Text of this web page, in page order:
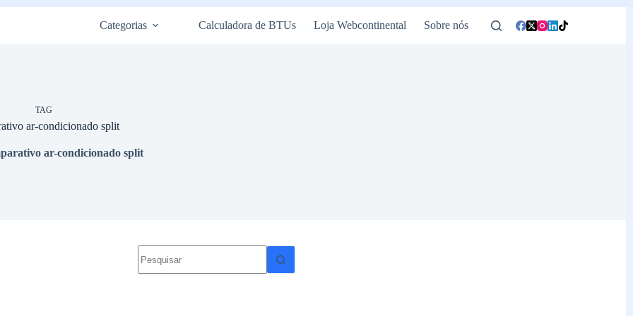
Categorias Calculadora de BTUs Loja Webcontinental Sobre nós
TAG
ar-condicionado split
ar-condicionado split
resultados